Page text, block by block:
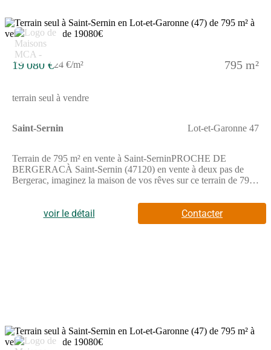
19 080 €24 €/m² 795 m²
terrain seul à vendre
Saint-Sernin Lot-et-Garonne 47
Terrain de 795 m² en vente à Saint-SerninPROCHE DE
BERGERACÀ Saint-Sernin (47120) en vente à deux pas de
Bergerac, imaginez la maison de vos rêves sur ce terrain de 795
école primaire dans le quartier. On trouve une épicerie à
proximité.Il est à vendre pour la somme de 19 080 €.
voir le détail Contacter